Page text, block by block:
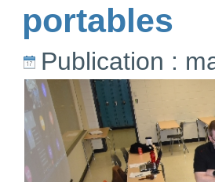
portables
Publication :